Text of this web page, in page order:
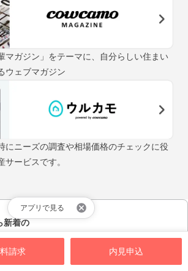
請求 内見申込
アプリで見る
マガジン」をテーマに、自分らしい住まい
ウェブマガジン
にニーズの調査や相場価格のチェックに役
サービスです。
新着の
早く届く！